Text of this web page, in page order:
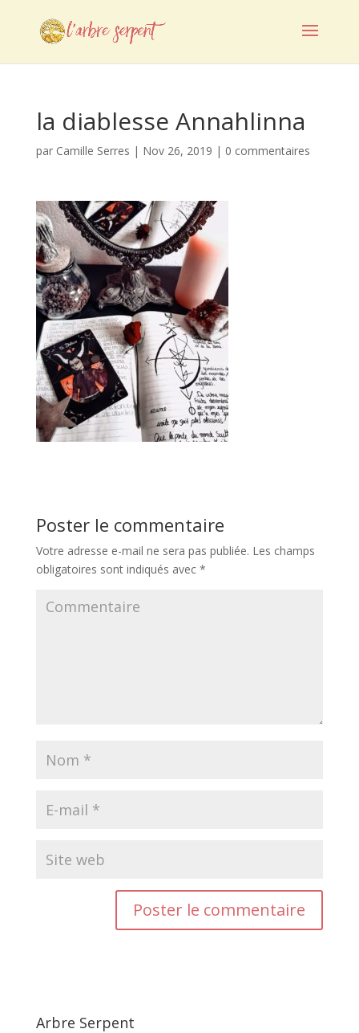
la diablesse Annahlinna
par Camille Serres | Nov 26, 2019 | 0 commentaires
Poster le commentaire
Votre adresse e-mail ne sera pas publiée. Les champs
obligatoires sont indiqués avec *
Arbre Serpent